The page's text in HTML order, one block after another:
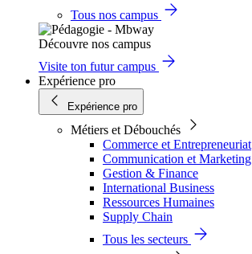
Tous nos campus
Découvre nos campus
Visite ton futur campus
Expérience pro
Expérience pro
Métiers et Débouchés
Commerce et Entrepreneuriat
Communication et Marketing
Gestion & Finance
International Business
Ressources Humaines
Supply Chain
Tous les secteurs